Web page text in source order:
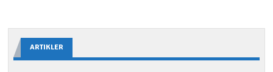
ARTIKLER